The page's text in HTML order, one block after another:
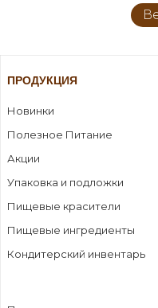
ПРОДУКЦИЯ
Новинки
Полезное Питание
Акции
Упаковка и подложки
Пищевые красители
Пищевые ингредиенты
Кондитерский инвентарь